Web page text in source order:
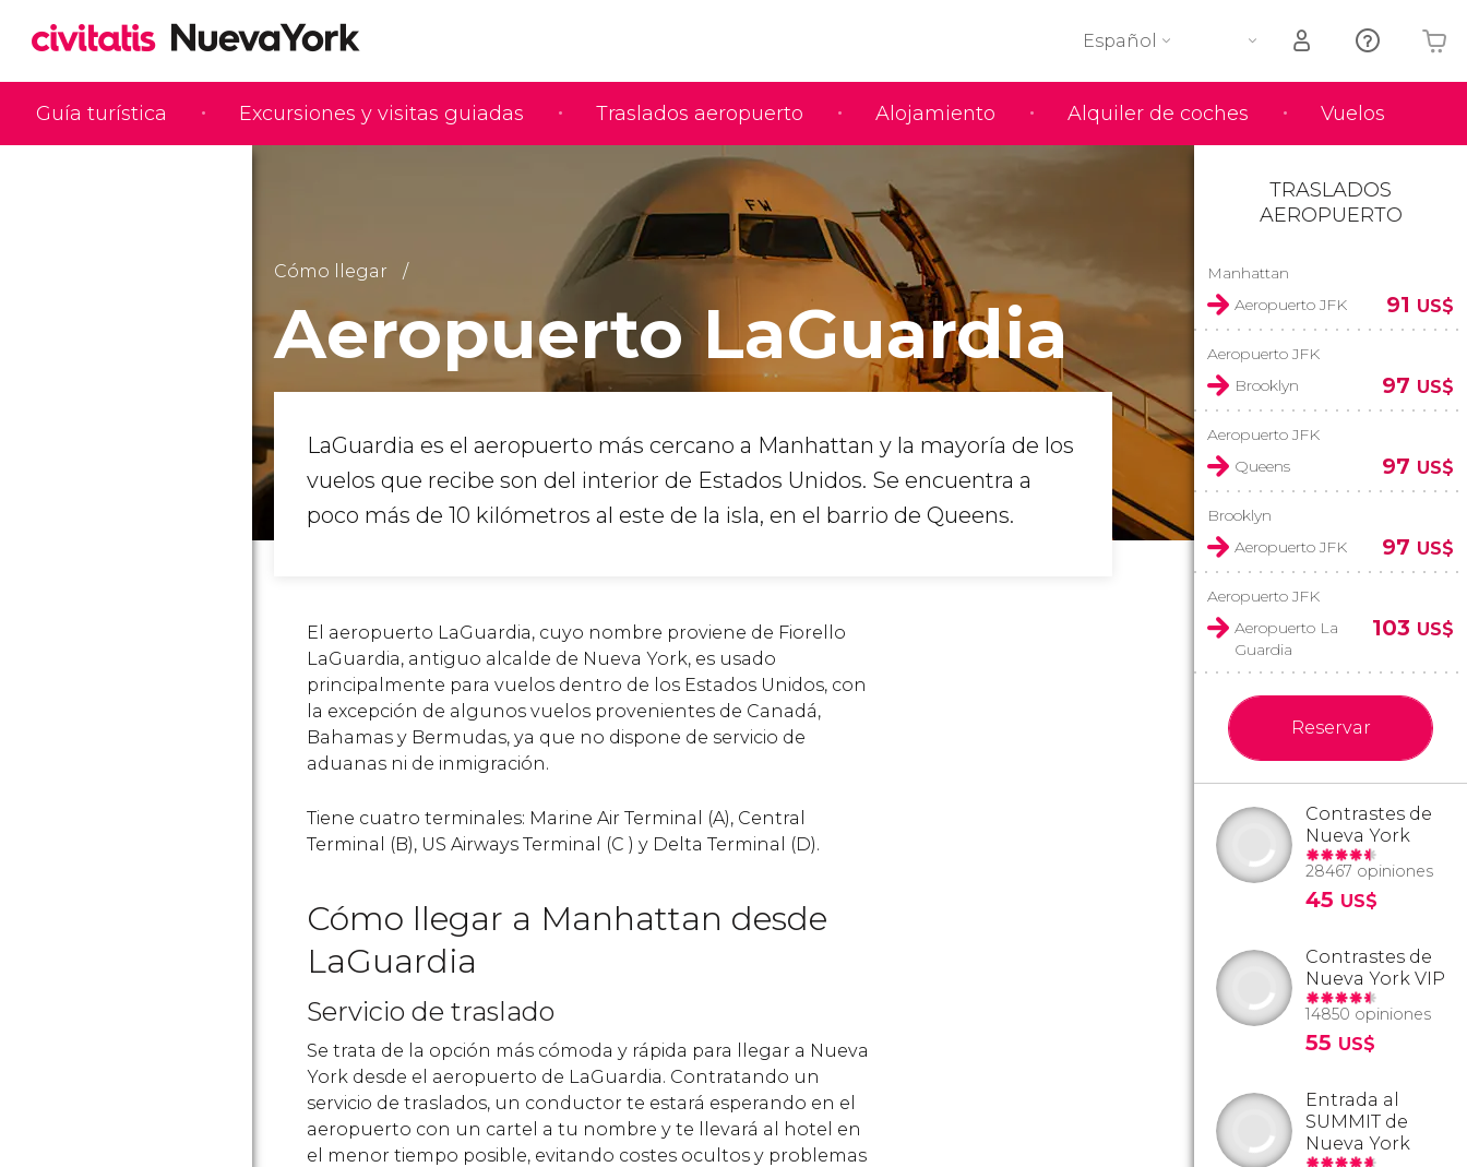
Guía turística Excursiones y visitas guiadas Traslados aeropuerto Alojamiento Alquiler de coches Vuelos
Español
Tu carrito está vacío
Cómo llegar
Aeropuerto LaGuardia
LaGuardia es el aeropuerto más cercano a Manhattan y la mayoría de los
vuelos que recibe son del interior de Estados Unidos. Se encuentra a
poco más de 10 kilómetros al este de la isla, en el barrio de Queens.
El aeropuerto LaGuardia, cuyo nombre proviene de Fiorello
LaGuardia, antiguo alcalde de Nueva York, es usado
principalmente para vuelos dentro de los Estados Unidos, con
la excepción de algunos vuelos provenientes de Canadá,
Bahamas y Bermudas, ya que no dispone de servicio de
aduanas ni de inmigración.
Tiene cuatro terminales: Marine Air Terminal (A), Central
Terminal (B), US Airways Terminal (C ) y Delta Terminal (D).
Cómo llegar a Manhattan desde
LaGuardia
Servicio de traslado
Se trata de la opción más cómoda y rápida para llegar a Nueva
York desde el aeropuerto de LaGuardia. Contratando un
servicio de traslados, un conductor te estará esperando en el
aeropuerto con un cartel a tu nombre y te llevará al hotel en
el menor tiempo posible, evitando costes ocultos y problemas
TRASLADOS
AEROPUERTO
Manhattan
Aeropuerto JFK
91 US$
Aeropuerto JFK
Brooklyn
97 US$
Aeropuerto JFK
Queens
97 US$
Brooklyn
Aeropuerto JFK
97 US$
Aeropuerto JFK
Aeropuerto La
Guardia
103 US$
Reservar
Contrastes de
Nueva York
28467 opiniones
45 US$
Contrastes de
Nueva York VIP
14850 opiniones
55 US$
Entrada al
SUMMIT de
Nueva York